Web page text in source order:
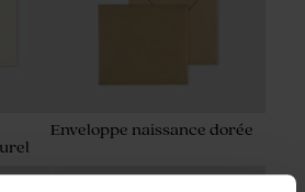
Enveloppe naissance dorée